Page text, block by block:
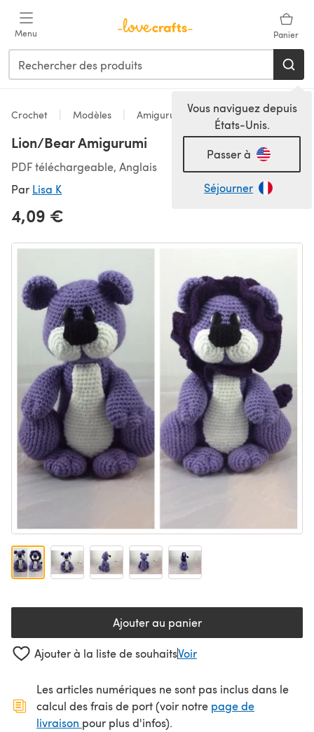
Menu Panier
Vous naviguez depuis
États-Unis.
Passer à
Séjourner
Crochet Modèles Amigurumi
Lion/Bear Amigurumi
PDF téléchargeable, Anglais
Par Lisa K
4,09 €
Ajouter au panier
Ajouter à la liste de souhaitsVoir
Les articles numériques ne sont pas inclus dans le
calcul des frais de port (voir notre page de
livraison (s'ouvre dans un nouvel onglet)
pour plus d'infos).